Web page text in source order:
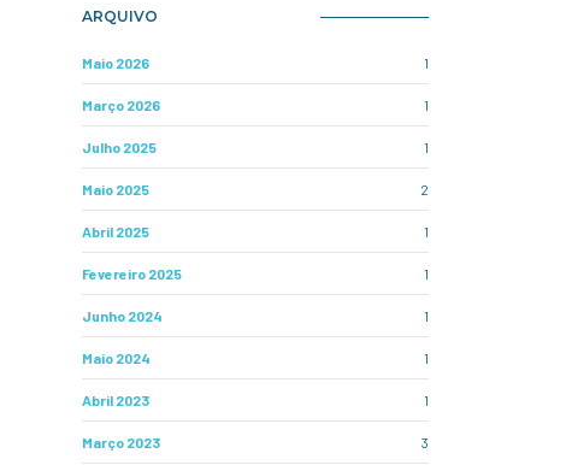
ARQUIVO
Maio 2026 1
Março 2026 1
Julho 2025 1
Maio 2025 2
Abril 2025 1
Fevereiro 2025 1
Junho 2024 1
Maio 2024 1
Abril 2023 1
Março 2023 3